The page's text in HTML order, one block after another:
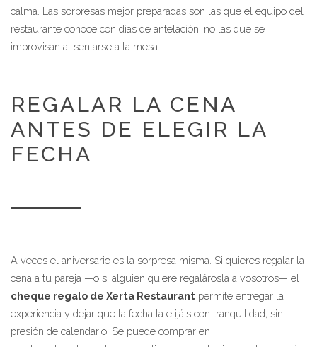
calma. Las sorpresas mejor preparadas son las que el equipo del
restaurante conoce con días de antelación, no las que se
improvisan al sentarse a la mesa.
REGALAR LA CENA
ANTES DE ELEGIR LA
FECHA
A veces el aniversario es la sorpresa misma. Si quieres regalar la
cena a tu pareja —o si alguien quiere regalárosla a vosotros— el
cheque regalo de Xerta Restaurant permite entregar la
experiencia y dejar que la fecha la elijáis con tranquilidad, sin
presión de calendario. Se puede comprar en